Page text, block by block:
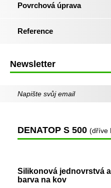
Povrchová úprava
Reference
Newsletter
DENATOP S 500 (dříve
Silikonová jednovrstvá
barva na kov